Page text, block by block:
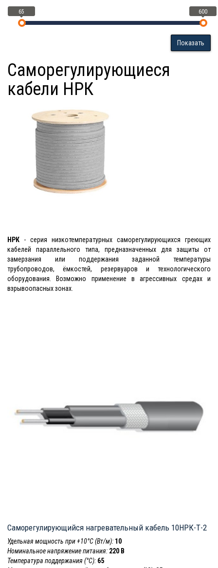
65 600
Показать
Саморегулирующиеся
кабели НРК
НРК - серия низкотемпературных саморегулирующихся греющих
кабелей параллельного типа, предназначенных для защиты от
замерзания или поддержания заданной температуры
трубопроводов, ёмкостей, резервуаров и технологического
оборудования. Возможно применение в агрессивных средах и
взрывоопасных зонах.
Саморегулирующийся нагревательный кабель 10НРК-Т-2
Удельная мощность при +10°С (Вт/м): 10
Номинальное напряжение питания: 220 В
Температура поддержания (°С): 65